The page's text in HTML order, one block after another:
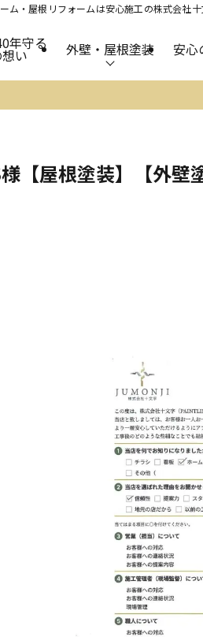
ム・屋根リフォームは安心施工の株式会社
年守る
い 外壁・屋根塗装 安心
【屋根塗装】【外壁